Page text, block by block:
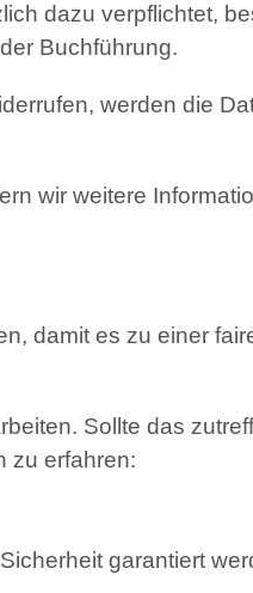
dazu verpflichtet,
Buchführung.
werden die
wir weitere
damit es zu einer
Sollte das
zu erfahren:
garantiert